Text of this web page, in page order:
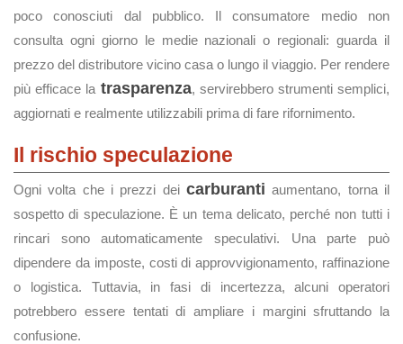
poco conosciuti dal pubblico. Il consumatore medio non
consulta ogni giorno le medie nazionali o regionali: guarda il
prezzo del distributore vicino casa o lungo il viaggio. Per rendere
più efficace la trasparenza, servirebbero strumenti semplici,
aggiornati e realmente utilizzabili prima di fare rifornimento.
Il rischio speculazione
Ogni volta che i prezzi dei carburanti aumentano, torna il
sospetto di speculazione. È un tema delicato, perché non tutti i
rincari sono automaticamente speculativi. Una parte può
dipendere da imposte, costi di approvvigionamento, raffinazione
o logistica. Tuttavia, in fasi di incertezza, alcuni operatori
potrebbero essere tentati di ampliare i margini sfruttando la
confusione.